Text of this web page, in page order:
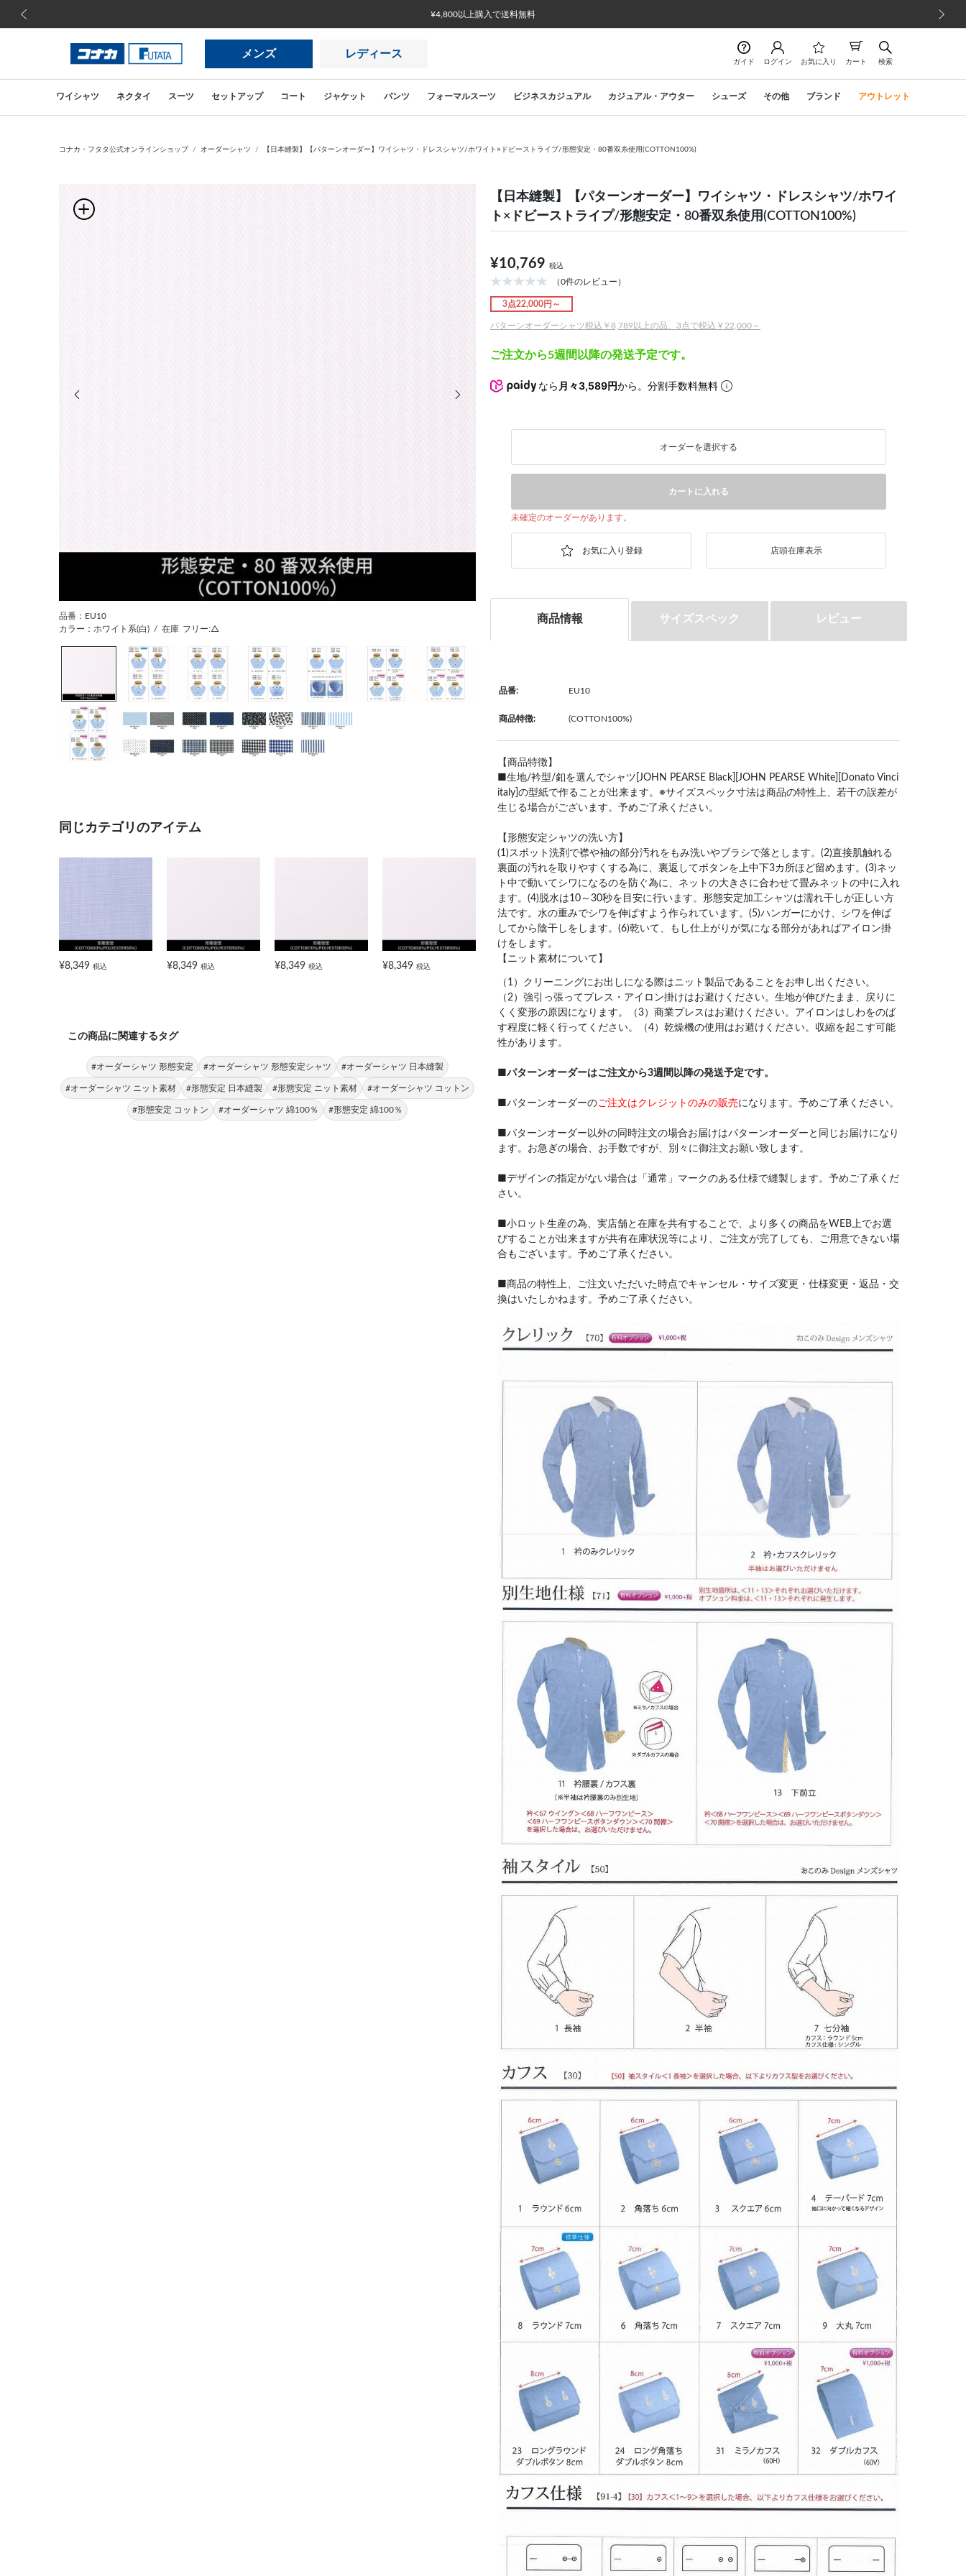
¥4,800以上購入で送料無料
メンズ レディース
ガイド ログイン お気に入り カート 検索
ワイシャツ ネクタイ スーツ セットアップ コート ジャケット パンツ フォーマルスーツ ビジネスカジュアル カジュアル・アウター シューズ その他 ブランド アウトレット
コナカ・フタタ公式オンラインショップ オーダーシャツ 【日本縫製】【パターンオーダー】ワイシャツ・ドレスシャツ/ホワイト×ドビーストライプ/形態安定・80番双糸使用(COTTON100%)
次の画像
品番：EU10
カラー：ホワイト系(白) / 在庫 フリー:△
同じカテゴリのアイテム
¥8,349 税込 ¥8,349 税込 ¥8,349 税込 ¥8,349 税込
この商品に関連するタグ
#オーダーシャツ 形態安定 #オーダーシャツ 形態安定シャツ #オーダーシャツ 日本縫製
#オーダーシャツ ニット素材 #形態安定 日本縫製 #形態安定 ニット素材 #オーダーシャツ コットン
#形態安定 コットン #オーダーシャツ 綿100％ #形態安定 綿100％
【日本縫製】【パターンオーダー】ワイシャツ・ドレスシャツ/ホワイ
ト×ドビーストライプ/形態安定・80番双糸使用(COTTON100%)
¥10,769 税込
（0件のレビュー）
3点22,000円～
パターンオーダーシャツ税込￥8,789以上の品、3点で税込￥22,000～
ご注文から5週間以降の発送予定です。
なら 月々3,589円から。分割手数料無料
オーダーを選択する
カートに入れる
未確定のオーダーがあります。
店頭在庫表示
商品情報 サイズスペック レビュー
品番: EU10
商品特徴: (COTTON100%)
【商品特徴】
■生地/衿型/釦を選んでシャツ[JOHN PEARSE Black][JOHN PEARSE White][Donato Vinci
italy]の型紙で作ることが出来ます。※サイズスペック寸法は商品の特性上、若干の誤差が
生じる場合がございます。予めご了承ください。
【形態安定シャツの洗い方】
(1)スポット洗剤で襟や袖の部分汚れをもみ洗いやブラシで落とします。(2)直接肌触れる
裏面の汚れを取りやすくする為に、裏返してボタンを上中下3カ所ほど留めます。(3)ネッ
ト中で動いてシワになるのを防ぐ為に、ネットの大きさに合わせて畳みネットの中に入れ
ます。(4)脱水は10～30秒を目安に行います。形態安定加工シャツは濡れ干しが正しい方
法です。水の重みでシワを伸ばすよう作られています。(5)ハンガーにかけ、シワを伸ば
してから陰干しをします。(6)乾いて、もし仕上がりが気になる部分があればアイロン掛
けをします。
【ニット素材について】
（1）クリーニングにお出しになる際はニット製品であることをお申し出ください。
（2）強引っ張ってプレス・アイロン掛けはお避けください。生地が伸びたまま、戻りに
くく変形の原因になります。（3）商業プレスはお避けください。アイロンはしわをのば
す程度に軽く行ってください。（4）乾燥機の使用はお避けください。収縮を起こす可能
性があります。
パターンオーダーはご注文から3週間以降の発送予定です。
■パターンオーダーのご注文はクレジットのみの販売になります。予めご了承ください。
■パターンオーダー以外の同時注文の場合お届けはパターンオーダーと同じお届けになり
ます。お急ぎの場合、お手数ですが、別々に御注文お願い致します。
■デザインの指定がない場合は「通常」マークのある仕様で縫製します。予めご了承くだ
さい。
■小ロット生産の為、実店舗と在庫を共有することで、より多くの商品をWEB上でお選
びすることが出来ますが共有在庫状況等により、ご注文が完了しても、ご用意できない場
合もございます。予めご了承ください。
■商品の特性上、ご注文いただいた時点でキャンセル・サイズ変更・仕様変更・返品・交
換はいたしかねます。予めご了承ください。